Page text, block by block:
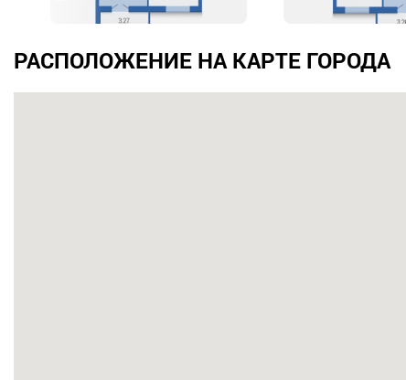
РАСПОЛОЖЕНИЕ НА КАРТЕ ГОРОДА